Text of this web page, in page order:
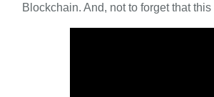
Blockchain. And, not to forget that